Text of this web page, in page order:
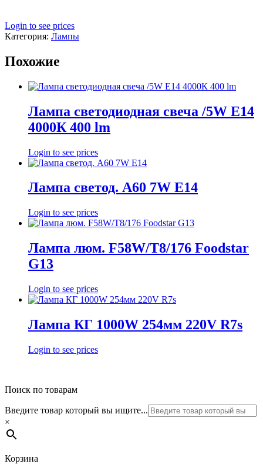
Login to see prices
Категория: Лампы
Похожие
Лампа светодиодная свеча /5W E14
4000К 400 lm
Login to see prices
Лампа светод. А60 7W Е14
Login to see prices
Лампа люм. F58W/T8/176 Foodstar
G13
Login to see prices
Лампа КГ 1000W 254мм 220V R7s
Login to see prices
Поиск по товарам
Введите товар который вы ищите...
×
Корзина